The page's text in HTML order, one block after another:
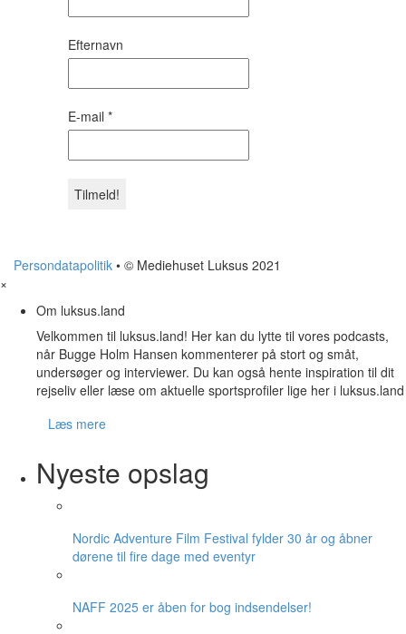
Efternavn
E-mail *
Persondatapolitik • © Mediehuset Luksus 2021
×
Om luksus.land
Velkommen til luksus.land! Her kan du lytte til vores podcasts,
når Bugge Holm Hansen kommenterer på stort og småt,
undersøger og interviewer. Du kan også hente inspiration til dit
rejseliv eller læse om aktuelle sportsprofiler lige her i luksus.land
Læs mere
Nyeste opslag
Nordic Adventure Film Festival fylder 30 år og åbner
dørene til fire dage med eventyr
NAFF 2025 er åben for bog indsendelser!